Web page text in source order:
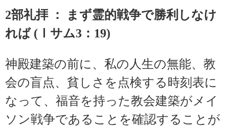
2部礼拝 ： まず霊的戦争で勝利しなけ
れば (Ⅰサム3：19)
神殿建築の前に、私の人生の無能、教
会の盲点、貧しさを点検する時刻表に
なって、福音を持った教会建築がメイ
ソン戦争であることを確認することが